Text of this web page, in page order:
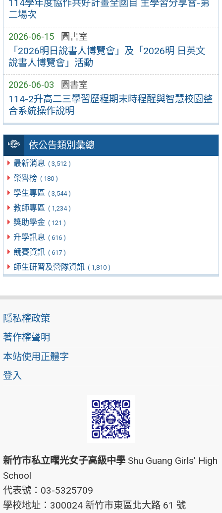
114學年度協作共好計畫全國自 主學習分享會-第
二場次
2026-06-15 圖書室
「2026明日說書人博覽會」及「2026明 日英文
說書人博覽會」活動
2026-06-03 圖書室
114-2升高二三學習歷程期末時程醒與智慧校園整
合系統操作說明
依公告類別彙總
最新消息 ( 3,512 )
榮譽榜 ( 180 )
學生專區 ( 3,544 )
教師專區 ( 1,234 )
獎助學金 ( 121 )
升學訊息 ( 616 )
競賽資訊 ( 617 )
師生研習及營隊資訊 ( 1,810 )
隱私權政策
著作權聲明
本站使用正體字
登入
新竹市私立曙光女子高級中學 Shu Guang Girls’ High
School
代表號：03-5325709
學校地址：300024 新竹市東區北大路 61 號